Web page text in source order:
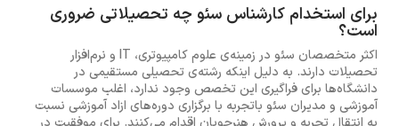
برای استخدام کارشناس سئو چه تحصیلاتی ضروری
است؟
اکثر متخصصان سئو در زمینه‌ی علوم کامپیوتری، IT و نرم‌افزار
تحصیلات دارند. به دلیل اینکه رشته‌ی تحصیلی مستقیمی در
دانشگاه‌ها برای فراگیری این تخصص وجود ندارد، اغلب موسسات
آموزشی و مدیران سئو باتجربه با برگزاری دوره‌های ازاد آموزشی نسبت